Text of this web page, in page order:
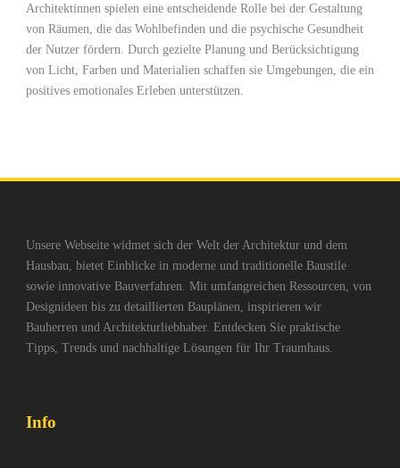
Architektinnen spielen eine entscheidende Rolle bei der Gestaltung
von Räumen, die das Wohlbefinden und die psychische Gesundheit
der Nutzer fördern. Durch gezielte Planung und Berücksichtigung
von Licht, Farben und Materialien schaffen sie Umgebungen, die ein
positives emotionales Erleben unterstützen.
Unsere Webseite widmet sich der Welt der Architektur und dem
Hausbau, bietet Einblicke in moderne und traditionelle Baustile
sowie innovative Bauverfahren. Mit umfangreichen Ressourcen, von
Designideen bis zu detaillierten Bauplänen, inspirieren wir
Bauherren und Architekturliebhaber. Entdecken Sie praktische
Tipps, Trends und nachhaltige Lösungen für Ihr Traumhaus.
Info